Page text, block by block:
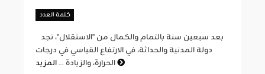
كلمة العدد
دولة المدنية والحداثة، في الارتفاع القياسي في درجات
الحرارة، والزيادة ...